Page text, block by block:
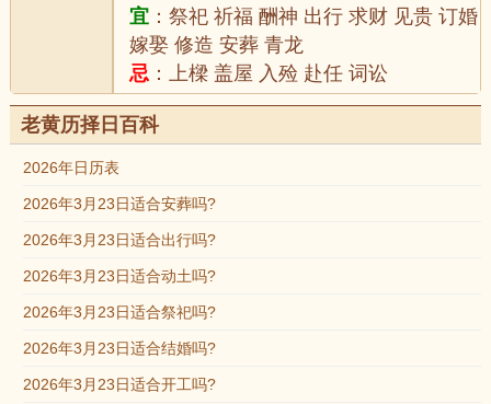
宜 ：祭祀 祈福 酬神 出行 求财 见贵 订婚
嫁娶 修造 安葬 青龙
忌 ：上樑 盖屋 入殓 赴任 词讼
老黄历择日百科
2026年日历表
2026年3月23日适合安葬吗?
2026年3月23日适合出行吗?
2026年3月23日适合动土吗?
2026年3月23日适合祭祀吗?
2026年3月23日适合结婚吗?
2026年3月23日适合开工吗?